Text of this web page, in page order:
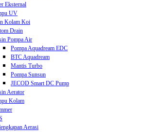
Eksternal
UV
Kolam Koi
Drain
Pompa Air
Pompa Aquadream EDC
BTC Aquadream
Mantis Turbo
Pompa Sunsun
JECOD Smart DC Pump
Aerator
Kolam
Aerasi